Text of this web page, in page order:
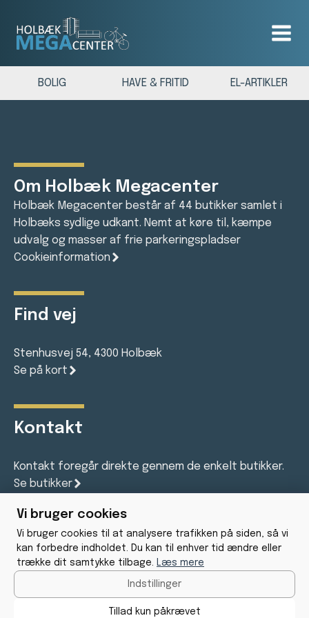
BOLIG HAVE & FRITID EL-ARTIKLER
Om Holbæk Megacenter
Holbæk Megacenter består af 44 butikker samlet i
Holbæks sydlige udkant. Nemt at køre til, kæmpe
udvalg og masser af frie parkeringspladser
Cookieinformation
Find vej
Stenhusvej 54, 4300 Holbæk
Se på kort
Kontakt
Kontakt foregår direkte gennem de enkelt butikker.
Se butikker
Gratis Parkering
44 butikker
Facebook
Vi bruger cookies
Vi bruger cookies til at analysere trafikken på siden, så vi
kan forbedre indholdet. Du kan til enhver tid ændre eller
trække dit samtykke tilbage. Læs mere
Indstillinger
Tillad kun påkrævet